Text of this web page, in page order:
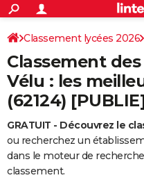
ACTUALITÉS
Politique
Société
Faits Divers
Education
Monde
Villes
+
SPORT
Coupe du monde 2026
Football
Tennis
Cyclisme
Rugby
Forum
CULTURE
Programme TV
TNT
Streaming
Cinéma
Sorties cinéma
Musique
+
FINANCE
Retraite
Impôts
Epargne
Immobilier
Risques naturels par ville
Banque
Assurance
Crédit
AUTO
Essais
Réserver un essai
Citadines
Berlines
SUV
Forum auto
+
HIGH-TECH
Classement lycées 2026
Classement
Vélu : les
(62124)
GRATUIT - Découvrez le
ou recherchez un
dans le moteur de
classement.